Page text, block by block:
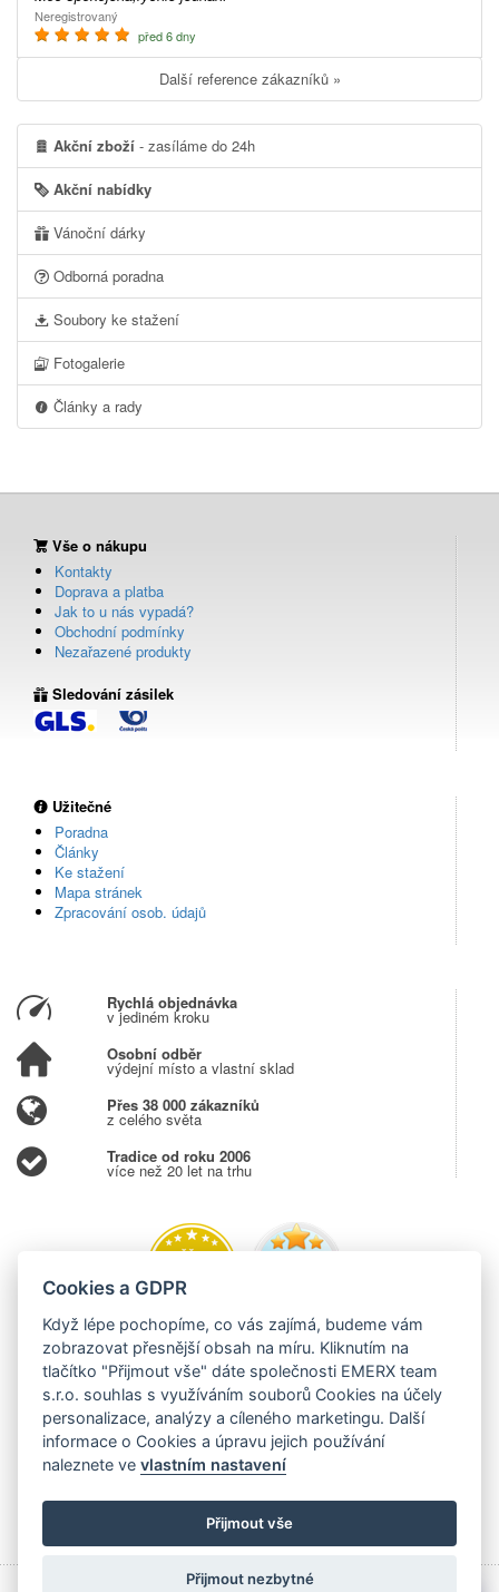
Neregistrovaný
před 6 dny
Další reference zákazníků »
Akční zboží - zasíláme do 24h
Akční nabídky
Vánoční dárky
Odborná poradna
Soubory ke stažení
Fotogalerie
Články a rady
Vše o nákupu
Kontakty
Doprava a platba
Jak to u nás vypadá?
Obchodní podmínky
Nezařazené produkty
Sledování zásilek
Užitečné
Poradna
Články
Ke stažení
Mapa stránek
Zpracování osob. údajů
Rychlá objednávka
v jediném kroku
Osobní odběr
výdejní místo a vlastní sklad
Přes 38 000 zákazníků
z celého světa
Tradice od roku 2006
více než 20 let na trhu
Cookies a GDPR
Když lépe pochopíme, co vás zajímá, budeme vám
zobrazovat přesnější obsah na míru. Kliknutím na
tlačítko "Přijmout vše" dáte společnosti EMERX team
s.r.o. souhlas s využíváním souborů Cookies na účely
personalizace, analýzy a cíleného marketingu. Další
informace o Cookies a úpravu jejich používání
naleznete vevlastním nastavení
Přijmout vše
Přijmout nezbytné